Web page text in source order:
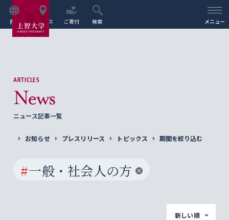
言語 アクセス ご寄付 検索 メニュー
ARTICLES
News
ニュース記事一覧
お知らせ プレスリリース トピックス 期間を絞り込む
#一般・社会人の方
新しい順